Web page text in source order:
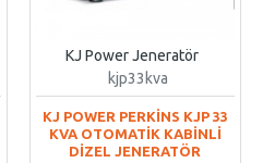
KJ Power Jeneratör
kjp33kva
KJ POWER PERKİNS KJP 33
KVA OTOMATİK KABİNLİ
DİZEL JENERATÖR